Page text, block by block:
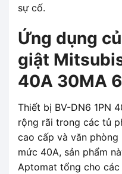
sự cố.
Ứng dụng
giật
40A 30MA
Thiết bị BV-DN6 1PN
rộng rãi trong các tủ
cao cấp và văn
mức 40A, sản phẩm
Aptomat tổng cho